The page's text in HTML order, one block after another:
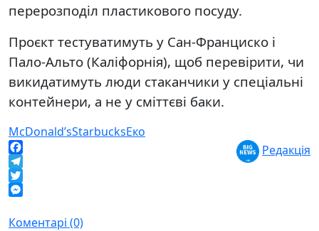
перерозподіл пластикового посуду.
Проєкт тестуватимуть у Сан-Франциско і
Пало-Альто (Каліфорнія), щоб перевірити, чи
викидатимуть люди стаканчики у спеціальні
контейнери, а не у сміттєві баки.
McDonald’sStarbucksЕко
Facebook
Telegram
Twitter
Редакція
Коментарі (0)